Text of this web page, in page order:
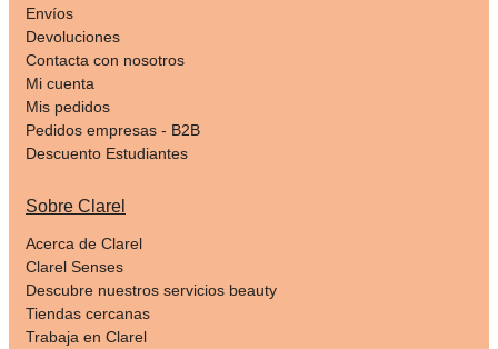
Envíos
Devoluciones
Contacta con nosotros
Mi cuenta
Mis pedidos
Pedidos empresas - B2B
Descuento Estudiantes
Sobre Clarel
Acerca de Clarel
Clarel Senses
Descubre nuestros servicios beauty
Tiendas cercanas
Trabaja en Clarel